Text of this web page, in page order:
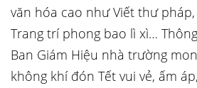
văn hóa cao như Viết thư
Trang trí phong bao lì xì…
Ban Giám Hiệu nhà trường
không khí đón Tết vui vẻ, ấm